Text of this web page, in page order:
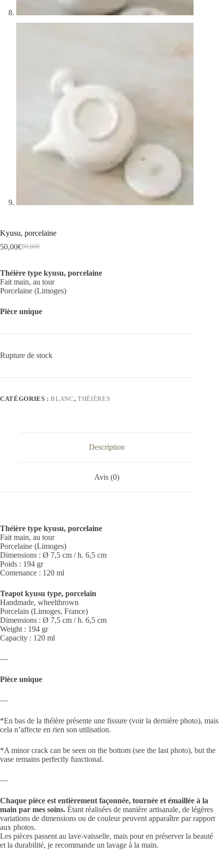
Kyusu, porcelaine
90,00€
Le
était :
90,00€.
50,00€Le
est :
50,00€.
Théière type kyusu, porcelaine
Fait main, au tour
Porcelaine (Limoges)
Pièce unique
Rupture de stock
CATÉGORIES :BLANC,THÉIÈRES
Description
Avis (0)
Théière type kyusu, porcelaine
Fait main, au tour
Porcelaine (Limoges)
Dimensions : Ø 7,5 cm / h. 6,5 cm
Poids : 194 gr
Contenance : 120 ml
Teapot kyusu type, porcelain
Handmade, wheelthrown
Porcelain (Limoges, France)
Dimensions : Ø 7,5 cm / h. 6,5 cm
Weight : 194 gr
Capacity : 120 ml
—
Pièce unique
—
*En bas de la théière présente une fissure (voir la dernière photo), mais
cela n’affecte en rien son utilisation.
*A minor crack can be seen on the bottom (see the last photo), but the
vase remains perfectly functional.
—
Chaque pièce est entièrement façonnée, tournée et émaillée à la
main par mes soins. Étant réalisées de manière artisanale, de légères
variations de dimensions ou de couleur peuvent apparaître par rapport
aux photos.
Les pièces passent au lave-vaisselle, mais pour en préserver la beauté
et la durabilité, je recommande un lavage à la main.